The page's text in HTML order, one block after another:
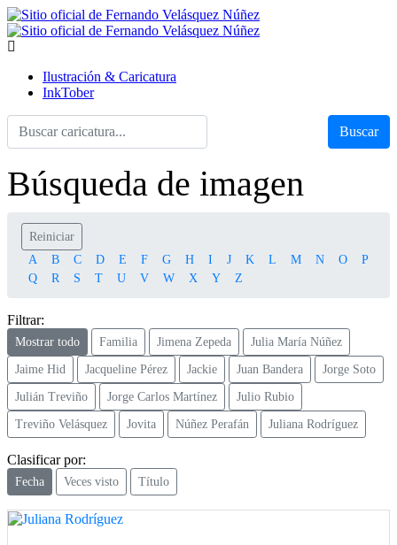
Ilustración & Caricatura
InkTober
Buscar
Búsqueda de imagen
Reiniciar
A
B C D E F G H I J K L M N O
P
Q
R S T U V W X Y Z
Filtrar:
Mostrar todo Familia Jimena Zepeda Julia María Núñez
Jaime Hid Jacqueline Pérez Jackie Juan Bandera Jorge Soto
Julián Treviño Jorge Carlos Martínez Julio Rubio
Treviño Velásquez Jovita Núñez Perafán Juliana Rodríguez
Clasificar por:
Fecha Veces visto Título